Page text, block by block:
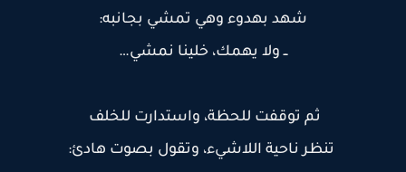
شهد بهدوء وهي تمشي بجانبه:
ــ ولا يهمك، خلينا نمشي…
ثم توقفت للحظة، واستدارت للخلف
تنظر ناحية اللاشيء، وتقول بصوت هادئ: